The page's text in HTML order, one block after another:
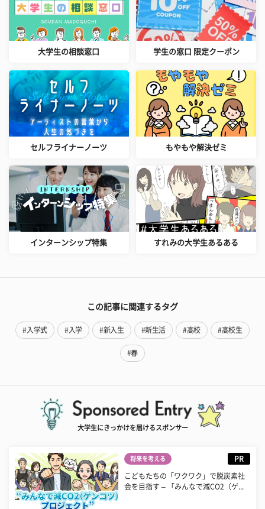
大学生の相談窓口 学生の窓口 限定クーポン
セルフライナーノーツ もやもや解決ゼミ
インターンシップ特集 すれみの大学生あるある
この記事に関連するタグ
#入学式 #入学 #新入生 #新生活 #高校 #高校生
#春
大学生にきっかけを届けるスポンサー
将来を考える PR
こどもたちの「ワクワク」で脱炭素社
会を目指す – 「みんなで減CO2（ゲ...